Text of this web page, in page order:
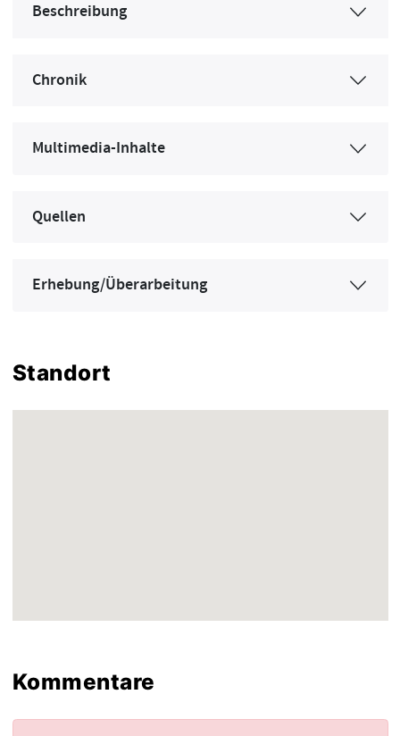
Beschreibung
Chronik
Multimedia-Inhalte
Quellen
Erhebung/Überarbeitung
Standort
Kommentare